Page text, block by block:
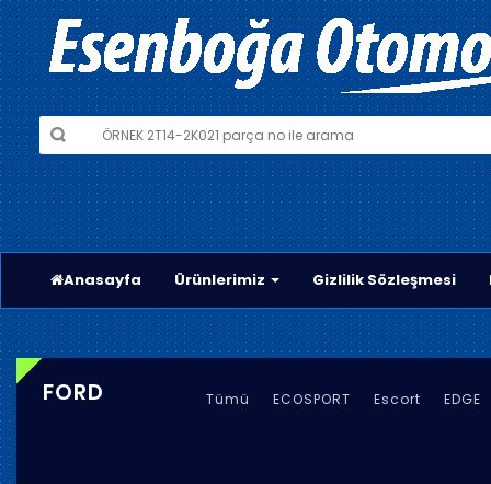
Anasayfa Ürünlerimiz Gizlilik Sözleşmesi
FORD Tümü ECOSPORT Escort EDGE